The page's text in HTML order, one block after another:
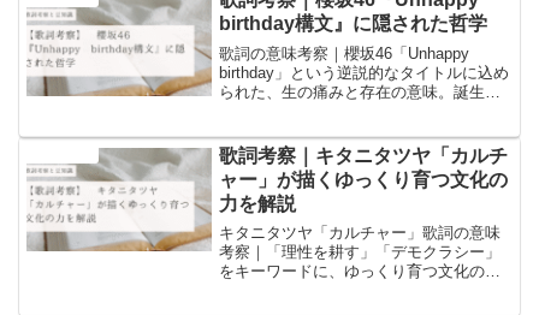
birthday構文』に隠された哲学
歌詞の意味考察｜櫻坂46「Unhappy
birthday」という逆説的なタイトルに込め
られた、生の痛みと存在の意味。誕生日
の観点から深く読み解きます。
歌詞考察｜キタニタツヤ「カルチ
ャー」が描くゆっくり育つ文化の
力を解説
キタニタツヤ「カルチャー」歌詞の意味
考察｜「理性を耕す」「デモクラシー」
をキーワードに、ゆっくり育つ文化の力